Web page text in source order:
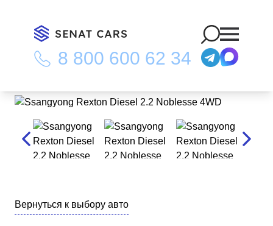
8 800 600 62 34
Главная Каталог/Ssangyong Rexton Diesel 2.2 Noblesse 4WD
Вернуться к выбору авто